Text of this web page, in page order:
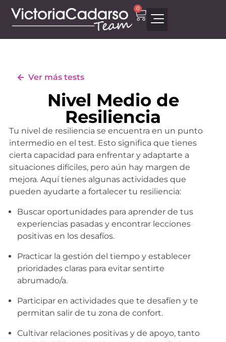
0
Ver más tests
Nivel Medio de
Resiliencia
Tu nivel de resiliencia se encuentra en un punto
intermedio en el test. Esto significa que tienes
cierta capacidad para enfrentar y adaptarte a
situaciones difíciles, pero aún hay margen de
mejora. Aquí tienes algunas actividades que
pueden ayudarte a fortalecer tu resiliencia:
Buscar oportunidades para aprender de tus
experiencias pasadas y encontrar lecciones
positivas en los desafíos.
Practicar la gestión del tiempo y establecer
prioridades claras para evitar sentirte
abrumado/a.
Participar en actividades que te desafíen y te
permitan salir de tu zona de confort.
Cultivar relaciones positivas y de apoyo, tanto